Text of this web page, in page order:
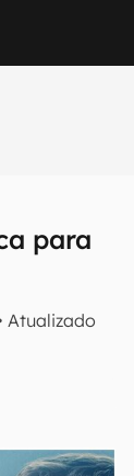
para
Atualizado